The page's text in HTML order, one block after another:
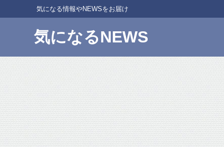
気になる情報やNEWSをお届け
気になるNEWS